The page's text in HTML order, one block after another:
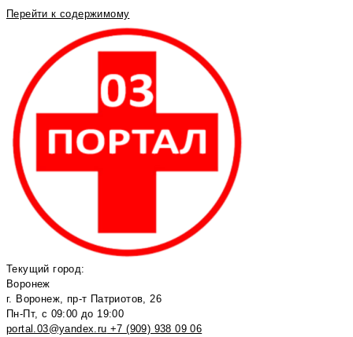
Перейти к содержимому
Текущий город:
Воронеж
г. Воронеж, пр-т Патриотов, 26
Пн-Пт, с 09:00 до 19:00
portal.03@yandex.ru +7 (909) 938 09 06